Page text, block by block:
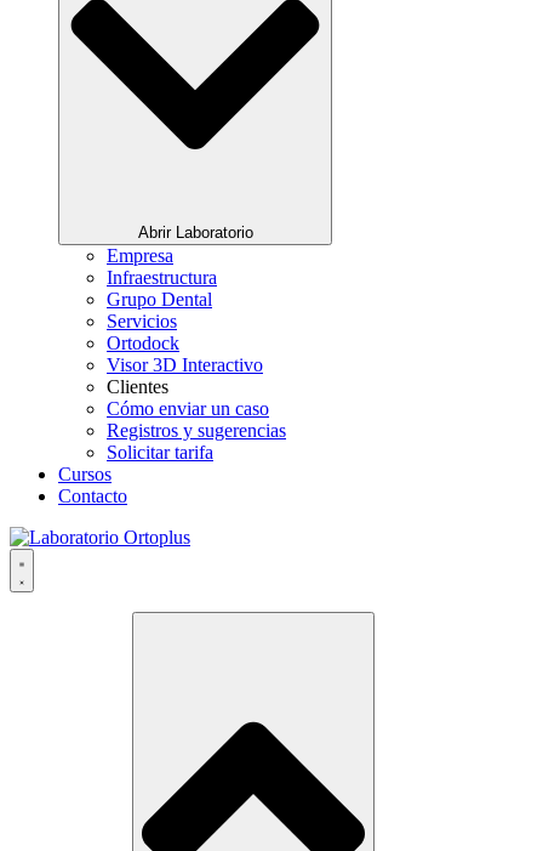
Abrir Laboratorio
Empresa
Infraestructura
Grupo Dental
Servicios
Ortodock
Visor 3D Interactivo
Clientes
Cómo enviar un caso
Registros y sugerencias
Solicitar tarifa
Cursos
Contacto